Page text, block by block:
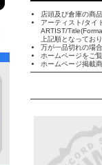
店頭及び倉庫の商
アーティスト/タイ
ARTIST/
上記順となってお
万が一品切れの場
ホームページをご
ホームページ掲載